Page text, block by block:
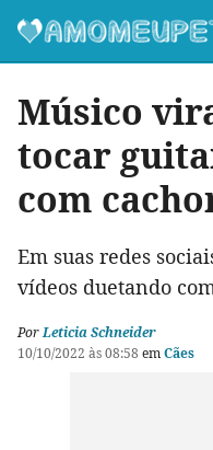
Músico
tocar
com
Em suas redes
vídeos duetando
PorLeticia Schneider
10/10/2022 às 08:58 emCães